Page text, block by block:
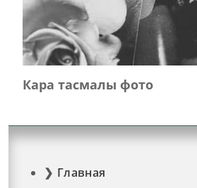
Кара тасмалы фото
Главная